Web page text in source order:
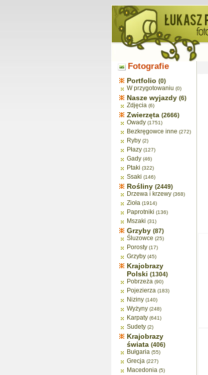
Fotografie
Portfolio (0)
W przygotowaniu (0)
Nasze wyjazdy (6)
Zdjęcia (6)
Zwierzęta (2666)
Owady (1751)
Bezkręgowce inne (272)
Ryby (2)
Płazy (127)
Gady (46)
Ptaki (322)
Ssaki (146)
Rośliny (2449)
Drzewa i krzewy (368)
Zioła (1914)
Paprotniki (136)
Mszaki (31)
Grzyby (87)
Śluzowce (25)
Porosty (17)
Grzyby (45)
Krajobrazy
Polski (1304)
Pobrzeża (90)
Pojezierza (183)
Niziny (140)
Wyżyny (248)
Karpaty (641)
Sudety (2)
Krajobrazy
świata (406)
Bułgaria (55)
Grecja (227)
Macedonia (5)